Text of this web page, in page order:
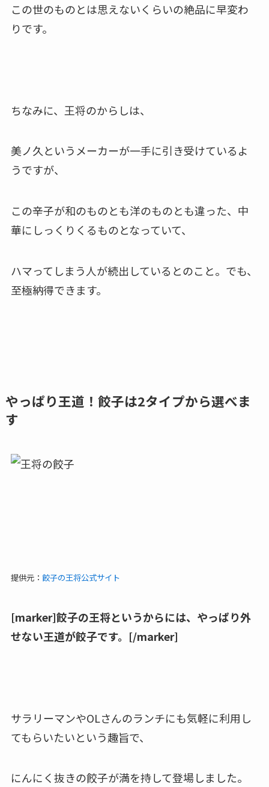
この世のものとは思えないくらいの絶品に早変わ
りです。
ちなみに、王将のからしは、
美ノ久というメーカーが一手に引き受けているよ
うですが、
この辛子が和のものとも洋のものとも違った、中
華にしっくりくるものとなっていて、
ハマってしまう人が続出しているとのこと。でも、
至極納得できます。
やっぱり王道！餃子は2タイプから選べま
す
提供元： 餃子の王将公式サイト
[marker]餃子の王将というからには、やっぱり外
せない王道が餃子です。[/marker]
サラリーマンやOLさんのランチにも気軽に利用し
てもらいたいという趣旨で、
にんにく抜きの餃子が満を持して登場しました。